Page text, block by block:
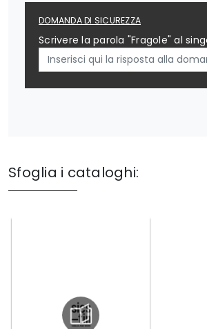
DOMANDA DI SICUREZZA
Scrivere la parola "Fragole" al
Sfoglia i cataloghi: